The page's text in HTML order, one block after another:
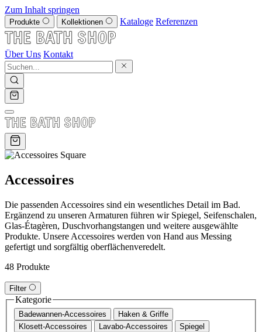
Zum Inhalt springen
Produkte Kollektionen Kataloge Referenzen
Über Uns Kontakt
Accessoires
Die passenden Accessoires sind ein wesentliches Detail im Bad.
Ergänzend zu unseren Armaturen führen wir Spiegel, Seifenschalen,
Glas-Étagèren, Duschvorhangstangen und weitere ausgewählte
Produkte. Unsere Accessoires werden von Hand aus Messing
gefertigt und sorgfältig oberflächenveredelt.
48 Produkte
Filter
Kategorie
Badewannen-Accessoires
Haken & Griffe
Klosett-Accessoires
Lavabo-Accessoires Spiegel